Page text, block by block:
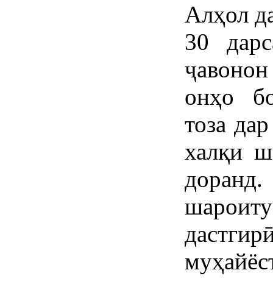
Алҳол
30
онҳо
тоза
халқи